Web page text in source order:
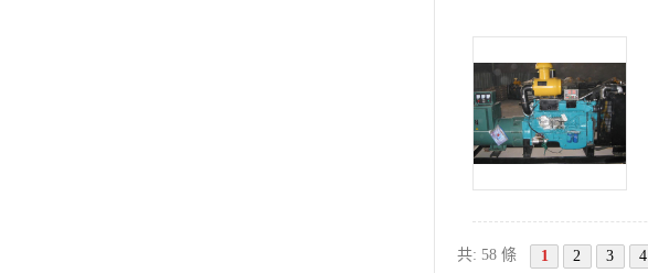
共: 58 條 1 2 3 4